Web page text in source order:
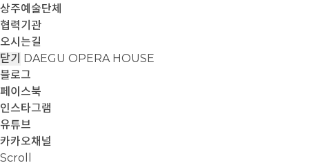
상주예술단체
협력기관
오시는길
닫기 DAEGU OPERA HOUSE
블로그
페이스북
인스타그램
유튜브
카카오채널
Scroll